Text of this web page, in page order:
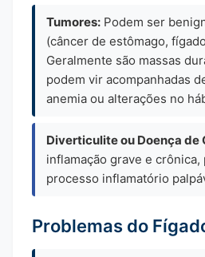
Tumores: Podem ser
(câncer de estômago,
Geralmente são massas
podem vir acompanhadas
anemia ou alterações no
Diverticulite ou Doença de
inflamação grave e
processo inflamatório
Problemas do